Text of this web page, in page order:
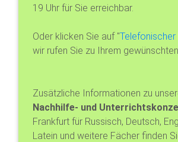
19 Uhr für Sie erreichbar.
Oder klicken Sie auf "Telefonischer
wir rufen Sie zu Ihrem
Zusätzliche Informationen zu
Nachhilfe- und
Frankfurt für Russisch, Deutsch,
Latein und weitere Fächer finden